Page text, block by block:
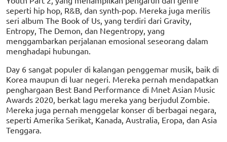
seperti hip hop, R&B, dan synth-pop. Mereka juga merilis
seri album The Book of Us, yang terdiri dari Gravity,
Entropy, The Demon, dan Negentropy, yang
menggambarkan perjalanan emosional seseorang dalam
menghadapi hubungan.
Day 6 sangat populer di kalangan penggemar musik, baik di
Korea maupun di luar negeri. Mereka pernah mendapatkan
penghargaan Best Band Performance di Mnet Asian Music
Awards 2020, berkat lagu mereka yang berjudul Zombie.
Mereka juga pernah menggelar konser di berbagai negara,
seperti Amerika Serikat, Kanada, Australia, Eropa, dan Asia
Tenggara.